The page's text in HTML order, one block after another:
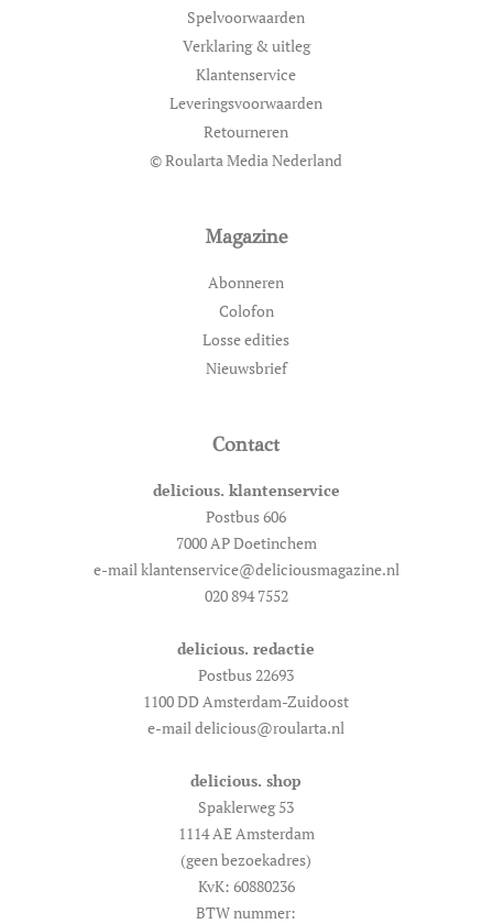
Spelvoorwaarden
Verklaring & uitleg
Klantenservice
Leveringsvoorwaarden
Retourneren
© Roularta Media Nederland
Magazine
Abonneren
Colofon
Losse edities
Nieuwsbrief
Contact
delicious. klantenservice
Postbus 606
7000 AP Doetinchem
e-mail klantenservice@deliciousmagazine.nl
020 894 7552
delicious. redactie
Postbus 22693
1100 DD Amsterdam-Zuidoost
e-mail delicious@roularta.nl
delicious. shop
Spaklerweg 53
1114 AE Amsterdam
(geen bezoekadres)
KvK: 60880236
BTW nummer: